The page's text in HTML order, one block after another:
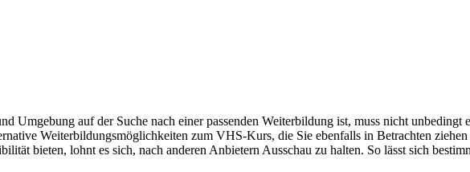
Umgebung auf der Suche nach einer passenden Weiterbildung ist, muss nicht
Weiterbildungsmöglichkeiten zum VHS-Kurs, die Sie ebenfalls in Betrachten
bieten, lohnt es sich, nach anderen Anbietern Ausschau zu halten. So lässt sich